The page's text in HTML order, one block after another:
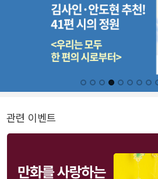
관련 이벤트